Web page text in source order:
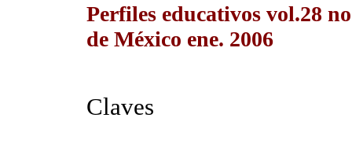
Perfiles educativos vol.28
de México ene. 2006
Claves